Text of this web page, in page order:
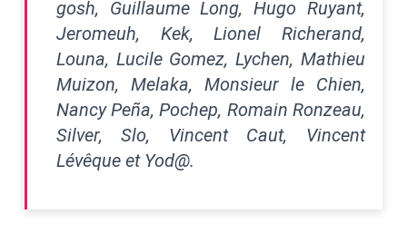
gosh, Guillaume Long, Hugo Ruyant,
Jeromeuh, Kek, Lionel Richerand,
Louna, Lucile Gomez, Lychen, Mathieu
Muizon, Melaka, Monsieur le Chien,
Nancy Peña, Pochep, Romain Ronzeau,
Silver, Slo, Vincent Caut, Vincent
Lévêque et Yod@.